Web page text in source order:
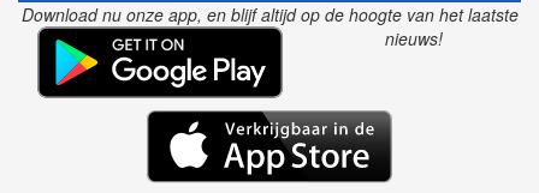
Download nu onze app, en blijf altijd op de hoogte van het laatste
nieuws!